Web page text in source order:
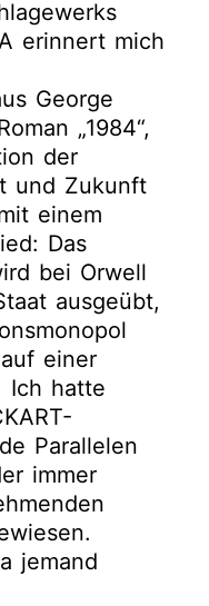
erinnert mich
George
„1984“,
der
und Zukunft
einem
Das
bei Orwell
ausgeübt,
einer
Ich hatte
Parallelen
immer
jemand